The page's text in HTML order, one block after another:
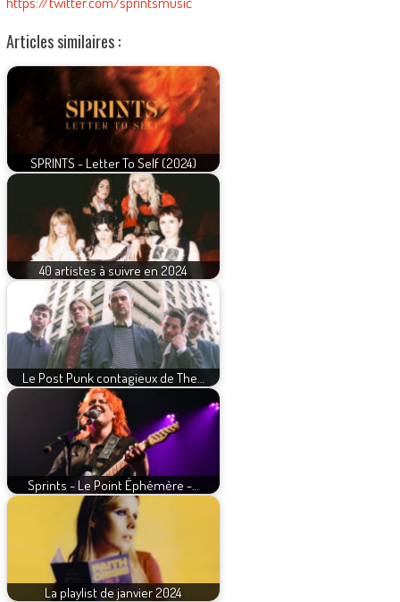
Articles similaires :
SPRINTS - Letter To Self (2024)
40 artistes à suivre en 2024
Le Post Punk contagieux de The…
Sprints - Le Point Éphémère -…
La playlist de janvier 2024